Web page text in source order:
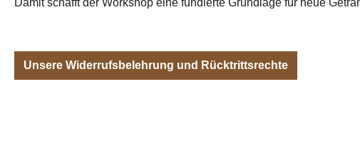
Damit schafft der Workshop eine fundierte Grundlage für neue
Unsere Widerrufsbelehrung und Rücktrittsrechte